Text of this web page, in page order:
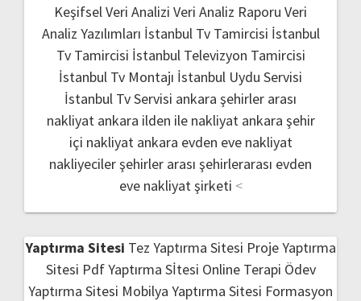
Keşifsel Veri Analizi Veri Analiz Raporu Veri
Analiz Yazılımları İstanbul Tv Tamircisi İstanbul
Tv Tamircisi İstanbul Televizyon Tamircisi
İstanbul Tv Montajı İstanbul Uydu Servisi
İstanbul Tv Servisi ankara şehirler arası
nakliyat ankara ilden ile nakliyat ankara şehir
içi nakliyat ankara evden eve nakliyat
nakliyeciler şehirler arası şehirlerarası evden
eve nakliyat şirketi <
Yaptırma Sitesi Tez Yaptırma Sitesi Proje Yaptırma
Sitesi Pdf Yaptırma Sİtesi Online Terapi Ödev
Yaptırma Sitesi Mobilya Yaptırma Sitesi Formasyon